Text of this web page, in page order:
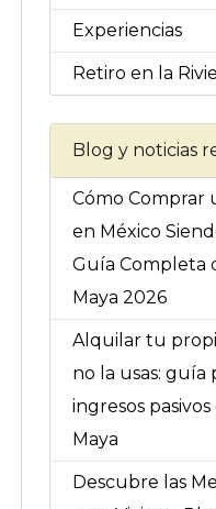
Experiencias
Retiro en la
Blog y noticias
Cómo Comprar
en México
Guía Completa
Maya 2026
Alquilar tu
no la usas: guía
ingresos pasivos
Maya
Descubre las